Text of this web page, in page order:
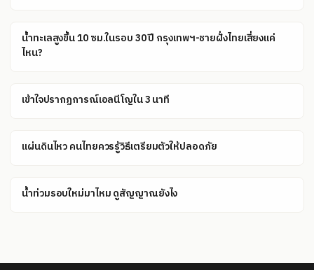
น้ำทะเลสูงขึ้น 10 ซม.ในรอบ 30 ปี กรุงเทพฯ-ชายฝั่งไทยเสี่ยงแค่
ไหน?
เข้าใจปรากฏการณ์เอลนีโญใน 3 นาที
แผ่นดินไหว คนไทยควรรู้วิธีเตรียมตัวให้ปลอดภัย
น้ำท่วมรอบใหม่มาไหม ดูสัญญาณยังไง